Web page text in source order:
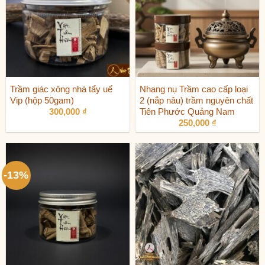
Trầm giác xông nhà tẩy uế
Vip (hộp 50gam)
300,000 ₫
Nhang nụ Trầm cao cấp loại
2 (nắp nâu) trầm nguyên chất
Tiên Phước Quảng Nam
250,000 ₫
-13%